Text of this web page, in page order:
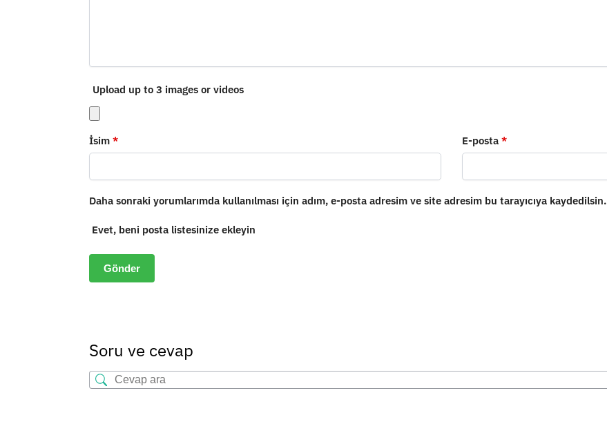
Upload up to 3 images or videos
İsim * E-posta *
Daha sonraki yorumlarımda kullanılması için adım, e-posta adresim ve site adresim bu tarayıcıya kaydedilsin.
Evet, beni posta listesinize ekleyin
Soru ve cevap